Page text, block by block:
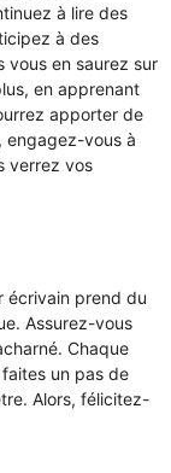
à lire des
à des
vous en saurez sur
en apprenant
apporter de
engagez-vous à
verrez vos
écrivain prend du
Assurez-vous
Chaque
un pas de
Alors, félicitez-